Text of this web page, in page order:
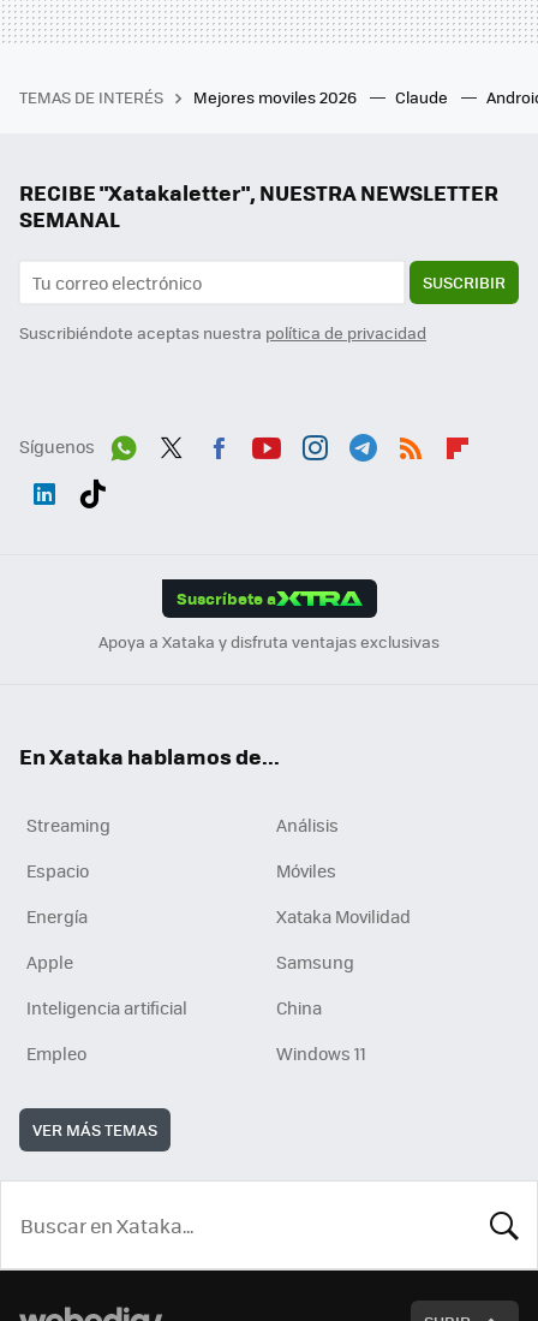
TEMAS DE INTERÉS Mejores moviles 2026 Claude
RECIBE "Xatakaletter", NUESTRA NEWSLETTER
SEMANAL
SUSCRIBIR
Suscribiéndote aceptas nuestra política de privacidad
Síguenos
Suscríbete a
Apoya a Xataka y disfruta ventajas exclusivas
En Xataka hablamos de...
Streaming
Análisis
Espacio
Móviles
Energía
Xataka Movilidad
Apple
Samsung
Inteligencia artificial
China
Empleo
Windows 11
VER MÁS TEMAS